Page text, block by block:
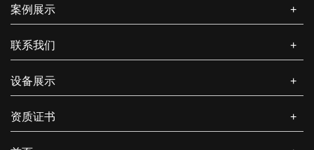
家可从原材料把控、生产工艺管理、人员培训、质...
包装纸盒的市场需求如何？
包装纸盒作为一种常见的包装形式，市场需求呈现出持续增长且
多元化的特点，以下是相关介绍： 从行业整体规...
案例展示 +
联系我们 +
设备展示 +
资质证书 +